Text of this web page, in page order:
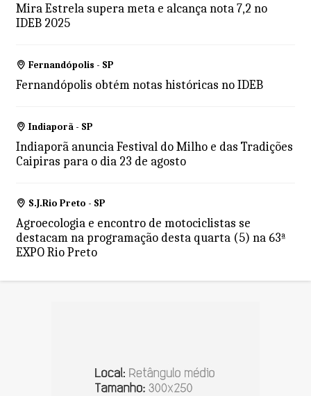
Mira Estrela supera meta e alcança nota 7,2 no
IDEB 2025
Fernandópolis - SP
Fernandópolis obtém notas históricas no IDEB
Indiaporã - SP
Indiaporã anuncia Festival do Milho e das Tradições
Caipiras para o dia 23 de agosto
S.J.Rio Preto - SP
Agroecologia e encontro de motociclistas se
destacam na programação desta quarta (5) na 63ª
EXPO Rio Preto